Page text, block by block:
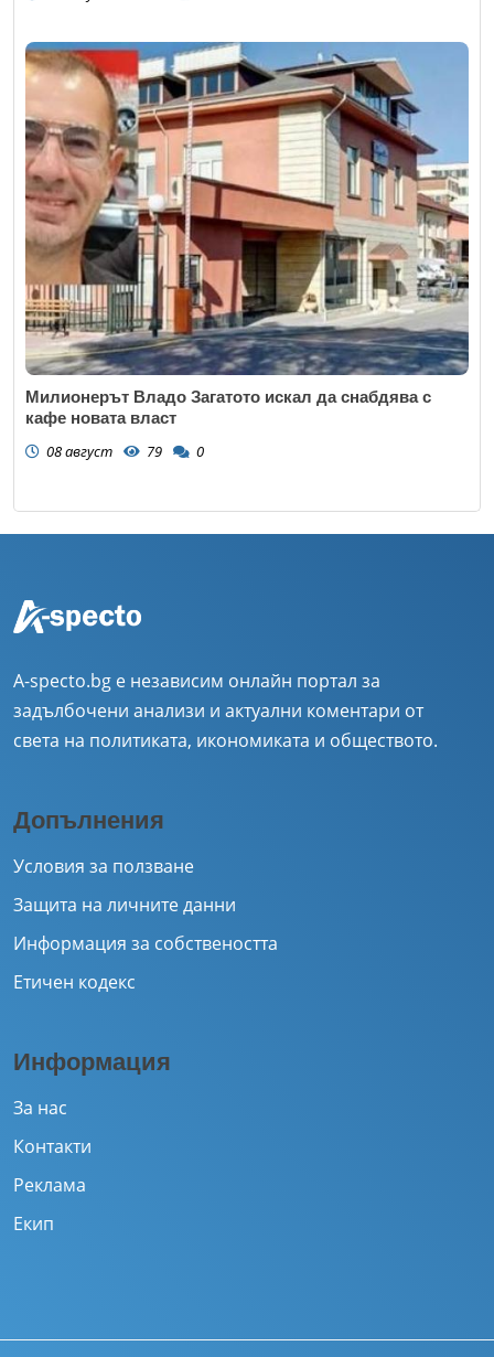
Милионерът Владо Загатото искал да снабдява с
кафе новата власт
08 август 79 0
A-specto.bg е независим онлайн портал за
задълбочени анализи и актуални коментари от
света на политиката, икономиката и обществото.
Допълнения
Условия за ползване
Защита на личните данни
Информация за собствеността
Етичен кодекс
Информация
За нас
Контакти
Реклама
Екип